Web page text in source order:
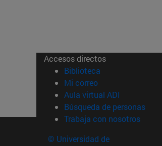
Accesos directos
Biblioteca (abre en nueva
Mi correo(abre en nueva
Aula virtual ADI (abre en
Búsqueda de personas
Trabaja con nosotros(abre
© Universidad de